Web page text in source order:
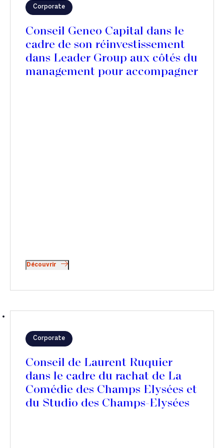
Corporate
Conseil Geneo Capital dans le
cadre de son réinvestissement
dans Leader Group aux côtés du
management pour accompagner
Découvrir
Corporate
Conseil de Laurent Ruquier
dans le cadre du rachat de La
Comédie des Champs Elysées et
du Studio des Champs-Elysées